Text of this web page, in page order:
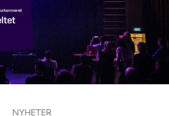
NYHETER